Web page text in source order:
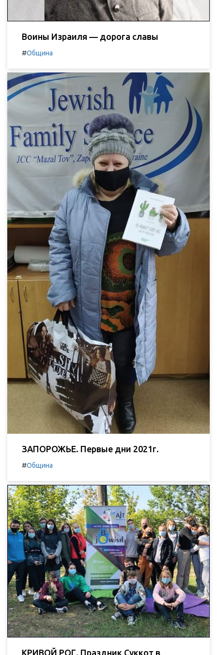
Воины Израиля — дорога славы
#Община
ЗАПОРОЖЬЕ. Первые дни 2021г.
#Община
КРИВОЙ РОГ. Праздник Суккот в